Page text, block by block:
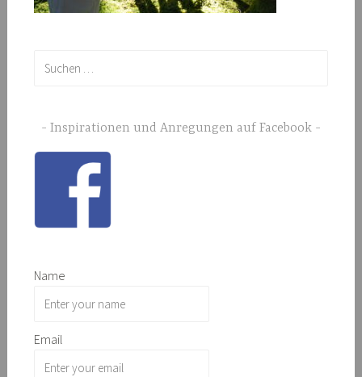
Inspirationen und Anregungen auf Facebook
Name
Email